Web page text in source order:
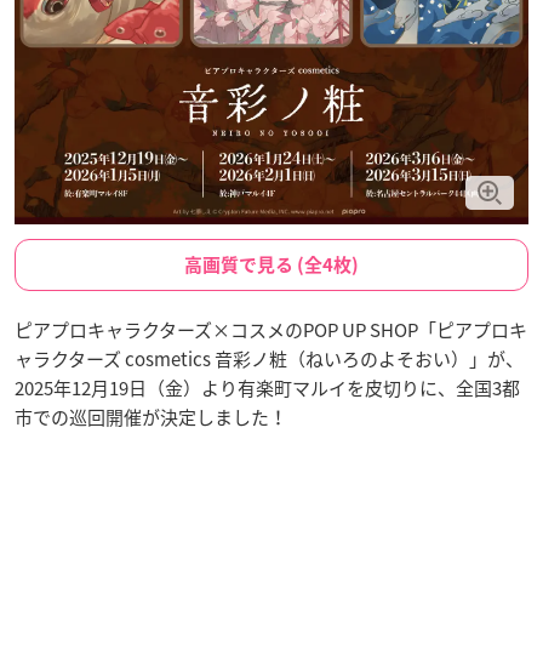
高画質で見る (全4枚)
ピアプロキャラクターズ×コスメのPOP UP SHOP「ピアプロキ
ャラクターズ cosmetics 音彩ノ粧（ねいろのよそおい）」が、
2025年12月19日（金）より有楽町マルイを皮切りに、全国3都
市での巡回開催が決定しました！